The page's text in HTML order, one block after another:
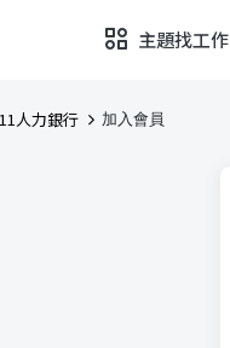
主題找工作
人力銀行 加入會員